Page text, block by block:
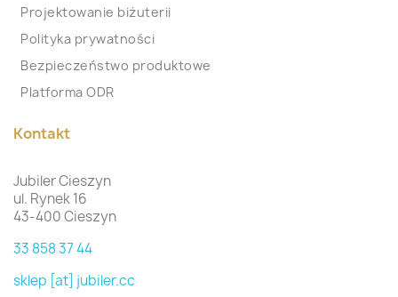
Projektowanie biżuterii
Polityka prywatności
Bezpieczeństwo produktowe
Platforma ODR
Kontakt
Jubiler Cieszyn
ul. Rynek 16
43-400 Cieszyn
33 858 37 44
sklep [at] jubiler.cc